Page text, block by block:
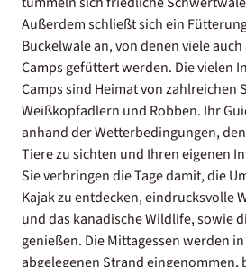
Außerdem schließt sich ein
Buckelwale an, von denen viele
Camps gefüttert werden. Die vielen
Camps sind Heimat von zahlreichen
Weißkopfadlern und Robben. Ihr
anhand der Wetterbedingungen,
Tiere zu sichten und Ihren eigenen
Sie verbringen die Tage damit, die
Kajak zu entdecken, eindrucksvolle
und das kanadische Wildlife, sowie
genießen. Die Mittagessen werden
abgelegenen Strand eingenommen,